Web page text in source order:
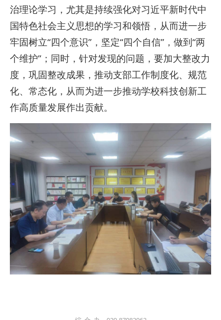
治理论学习，尤其是持续强化对习近平新时代中
国特色社会主义思想的学习和领悟，从而进一步
牢固树立“四个意识”，坚定“四个自信”，做到“两
个维护”；同时，针对发现的问题，要加大整改力
度，巩固整改成果，推动支部工作制度化、规范
化、常态化，从而为进一步推动学校科技创新工
作高质量发展作出贡献。